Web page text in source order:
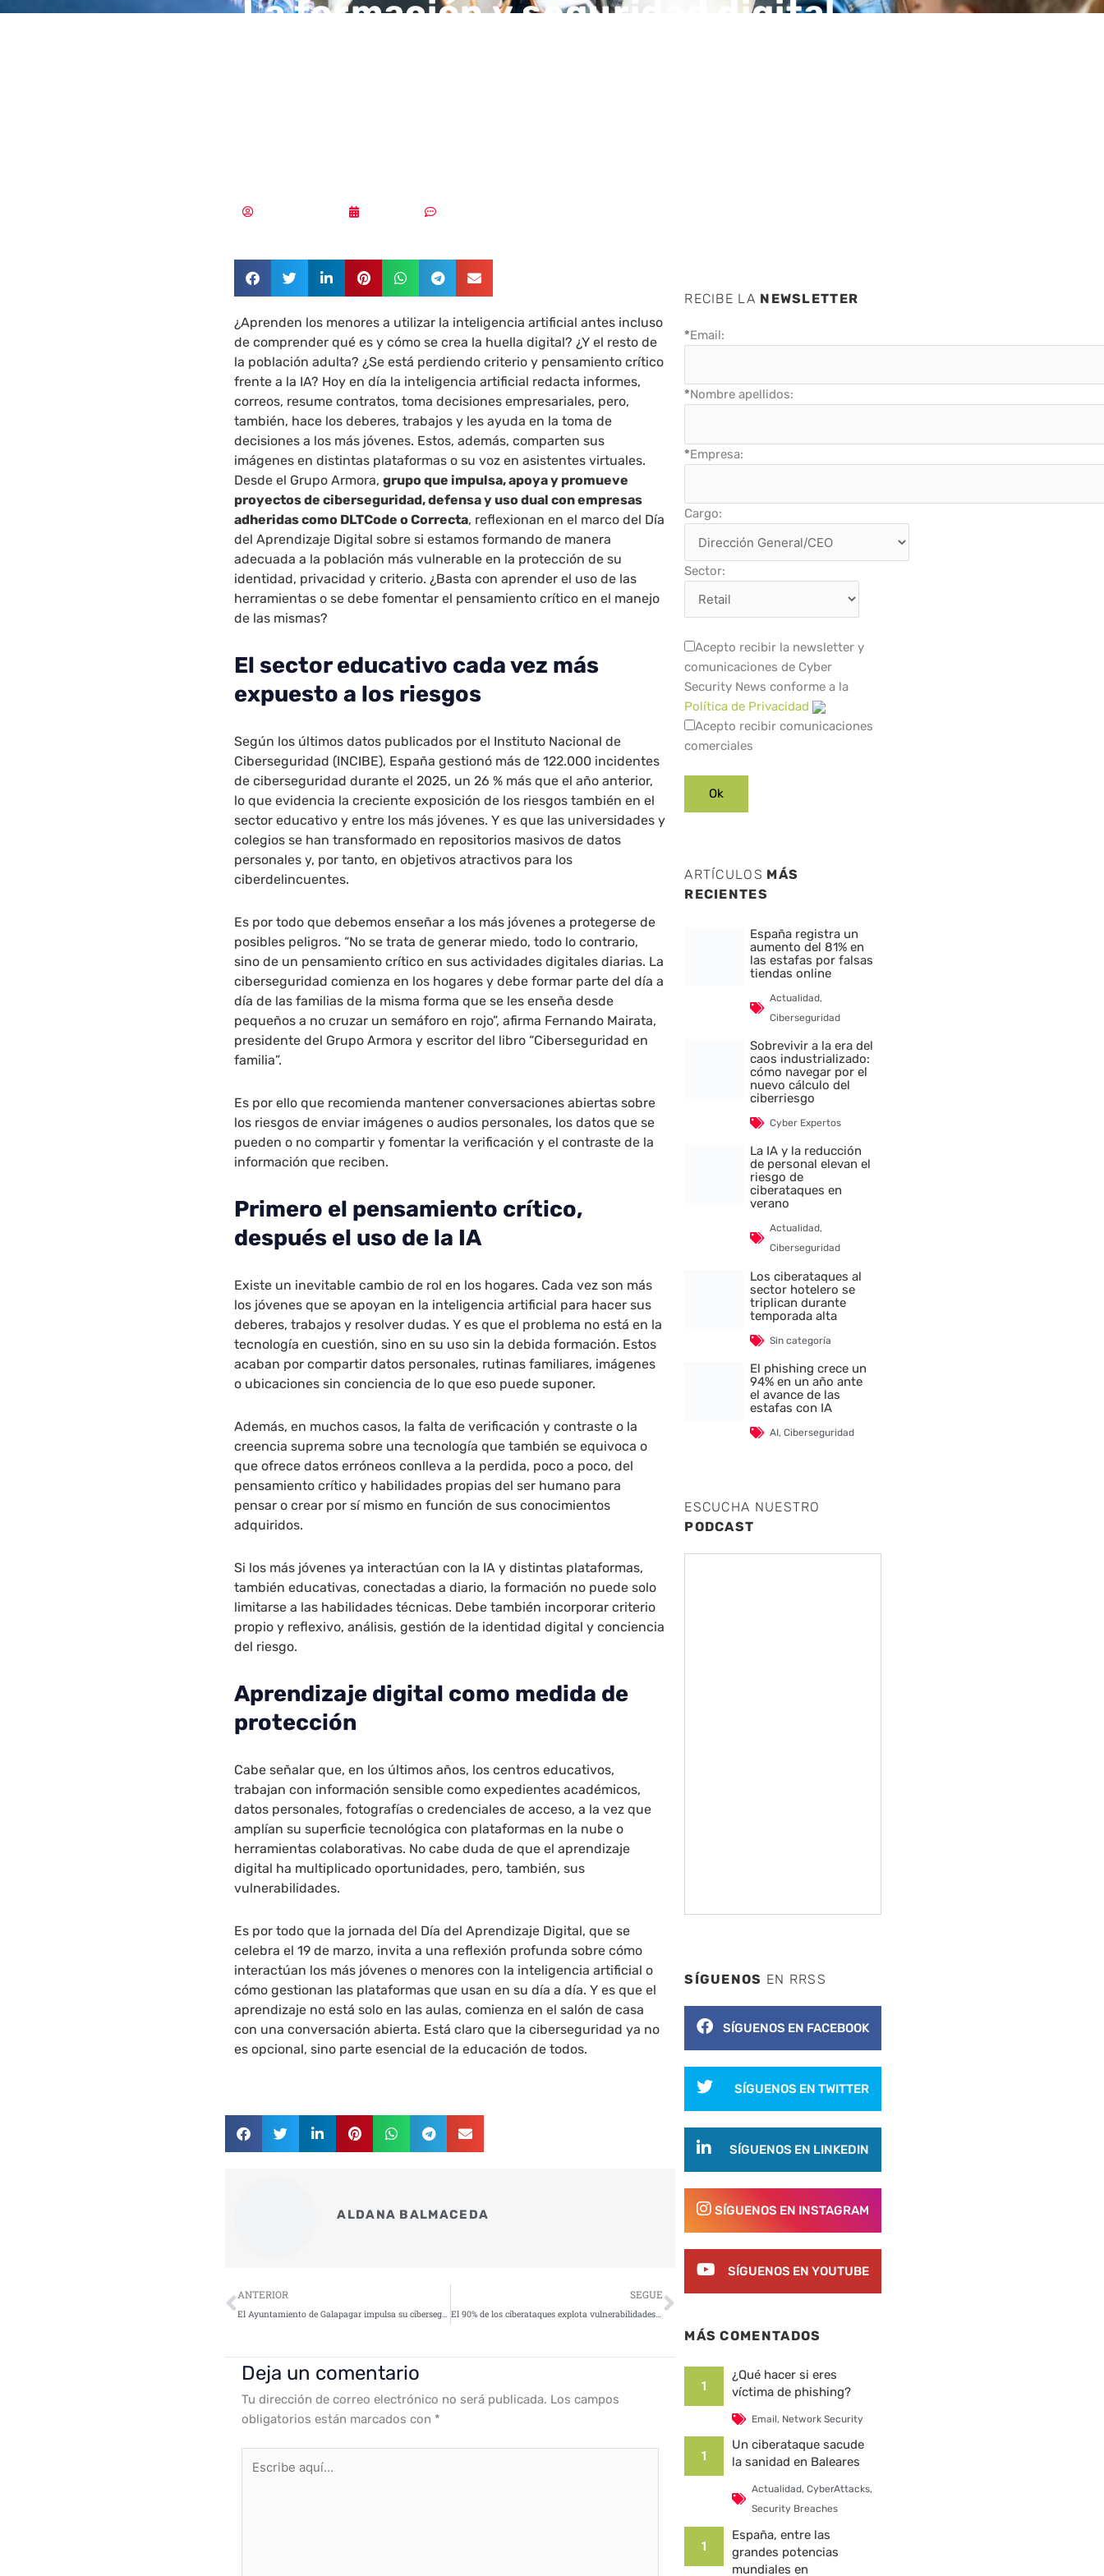
La formación y seguridad digital
¿Aprenden los menores a utilizar la inteligencia artificial antes incluso
de comprender qué es y cómo se crea la huella digital? ¿Y el resto de
la población adulta? ¿Se está perdiendo criterio y pensamiento crítico
frente a la IA? Hoy en día la inteligencia artificial redacta informes,
correos, resume contratos, toma decisiones empresariales, pero,
también, hace los deberes, trabajos y les ayuda en la toma de
decisiones a los más jóvenes. Estos, además, comparten sus
imágenes en distintas plataformas o su voz en asistentes virtuales.
Desde el Grupo Armora,grupo que impulsa, apoya y promueve
proyectos de ciberseguridad, defensa y uso dual con empresas
adheridas como DLTCode o Correcta, reflexionan en el marco del Día
del Aprendizaje Digital sobre si estamos formando de manera
adecuada a la población más vulnerable en la protección de su
identidad, privacidad y criterio. ¿Basta con aprender el uso de las
herramientas o se debe fomentar el pensamiento crítico en el manejo
de las mismas?
El sector educativo cada vez más
expuesto a los riesgos
Según los últimos datos publicados por el Instituto Nacional de
Ciberseguridad (INCIBE), España gestionó más de 122.000 incidentes
de ciberseguridad durante el 2025, un 26 % más que el año anterior,
lo que evidencia la creciente exposición de los riesgos también en el
sector educativo y entre los más jóvenes. Y es que las universidades y
colegios se han transformado en repositorios masivos de datos
personales y, por tanto, en objetivos atractivos para los
ciberdelincuentes.
Es por todo que debemos enseñar a los más jóvenes a protegerse de
posibles peligros. “No se trata de generar miedo, todo lo contrario,
sino de un pensamiento crítico en sus actividades digitales diarias. La
ciberseguridad comienza en los hogares y debe formar parte del día a
día de las familias de la misma forma que se les enseña desde
pequeños a no cruzar un semáforo en rojo”, afirma Fernando Mairata,
presidente del Grupo Armora y escritor del libro “Ciberseguridad en
familia”.
Es por ello que recomienda mantener conversaciones abiertas sobre
los riesgos de enviar imágenes o audios personales, los datos que se
pueden o no compartir y fomentar la verificación y el contraste de la
información que reciben.
Primero el pensamiento crítico,
después el uso de la IA
Existe un inevitable cambio de rol en los hogares. Cada vez son más
los jóvenes que se apoyan en la inteligencia artificial para hacer sus
deberes, trabajos y resolver dudas. Y es que el problema no está en la
tecnología en cuestión, sino en su uso sin la debida formación. Estos
acaban por compartir datos personales, rutinas familiares, imágenes
o ubicaciones sin conciencia de lo que eso puede suponer.
Además, en muchos casos, la falta de verificación y contraste o la
creencia suprema sobre una tecnología que también se equivoca o
que ofrece datos erróneos conlleva a la perdida, poco a poco, del
pensamiento crítico y habilidades propias del ser humano para
pensar o crear por sí mismo en función de sus conocimientos
adquiridos.
Si los más jóvenes ya interactúan con la IA y distintas plataformas,
también educativas, conectadas a diario, la formación no puede solo
limitarse a las habilidades técnicas. Debe también incorporar criterio
propio y reflexivo, análisis, gestión de la identidad digital y conciencia
del riesgo.
Aprendizaje digital como medida de
protección
Cabe señalar que, en los últimos años, los centros educativos,
trabajan con información sensible como expedientes académicos,
datos personales, fotografías o credenciales de acceso, a la vez que
amplían su superficie tecnológica con plataformas en la nube o
herramientas colaborativas. No cabe duda de que el aprendizaje
digital ha multiplicado oportunidades, pero, también, sus
vulnerabilidades.
Es por todo que la jornada del Día del Aprendizaje Digital, que se
celebra el 19 de marzo, invita a una reflexión profunda sobre cómo
interactúan los más jóvenes o menores con la inteligencia artificial o
cómo gestionan las plataformas que usan en su día a día. Y es que el
aprendizaje no está solo en las aulas, comienza en el salón de casa
con una conversación abierta. Está claro que la ciberseguridad ya no
es opcional, sino parte esencial de la educación de todos.
ALDANA BALMACEDA
Ant
ANTERIOR
El Ayuntamiento de Galapagar impulsa su ciberseguridad con IA de Hornetsecurity
SEGUE
El 90% de los ciberataques explota vulnerabilidades en Active Directory
Siguiente
Deja un comentario
Tu dirección de correo electrónico no será publicada. Los campos
obligatorios están marcados con *
aquí...
RECIBE LA NEWSLETTER
*Email:
*Nombre apellidos:
*Empresa:
Cargo:
Sector:
Acepto recibir la newsletter y
comunicaciones de Cyber
Security News conforme a la
Política de Privacidad
Acepto recibir comunicaciones
comerciales
ARTÍCULOS MÁS
RECIENTES
España registra un
aumento del 81% en
las estafas por falsas
tiendas online
Actualidad,
Ciberseguridad
Sobrevivir a la era del
caos industrializado:
cómo navegar por el
nuevo cálculo del
ciberriesgo
Cyber Expertos
La IA y la reducción
de personal elevan el
riesgo de
ciberataques en
verano
Actualidad,
Ciberseguridad
Los ciberataques al
sector hotelero se
triplican durante
temporada alta
Sin categoría
El phishing crece un
94% en un año ante
el avance de las
estafas con IA
AI,Ciberseguridad
ESCUCHA NUESTRO
PODCAST
SÍGUENOS EN RRSS
SÍGUENOS EN FACEBOOK
SÍGUENOS EN TWITTER
SÍGUENOS EN LINKEDIN
SÍGUENOS EN INSTAGRAM
SÍGUENOS EN YOUTUBE
MÁS COMENTADOS
1
¿Qué hacer si eres
víctima de phishing?
Email, Network Security
1
Un ciberataque sacude
la sanidad en Baleares
Actualidad, CyberAttacks,
Security Breaches
1
España, entre las
grandes potencias
mundiales en